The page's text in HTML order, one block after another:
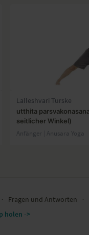
Lalleshvari Turske
utthita
seitlicher Winkel)
Anfänger | Anusara Yoga
∙ Fragen und Antworten ∙
holen ->